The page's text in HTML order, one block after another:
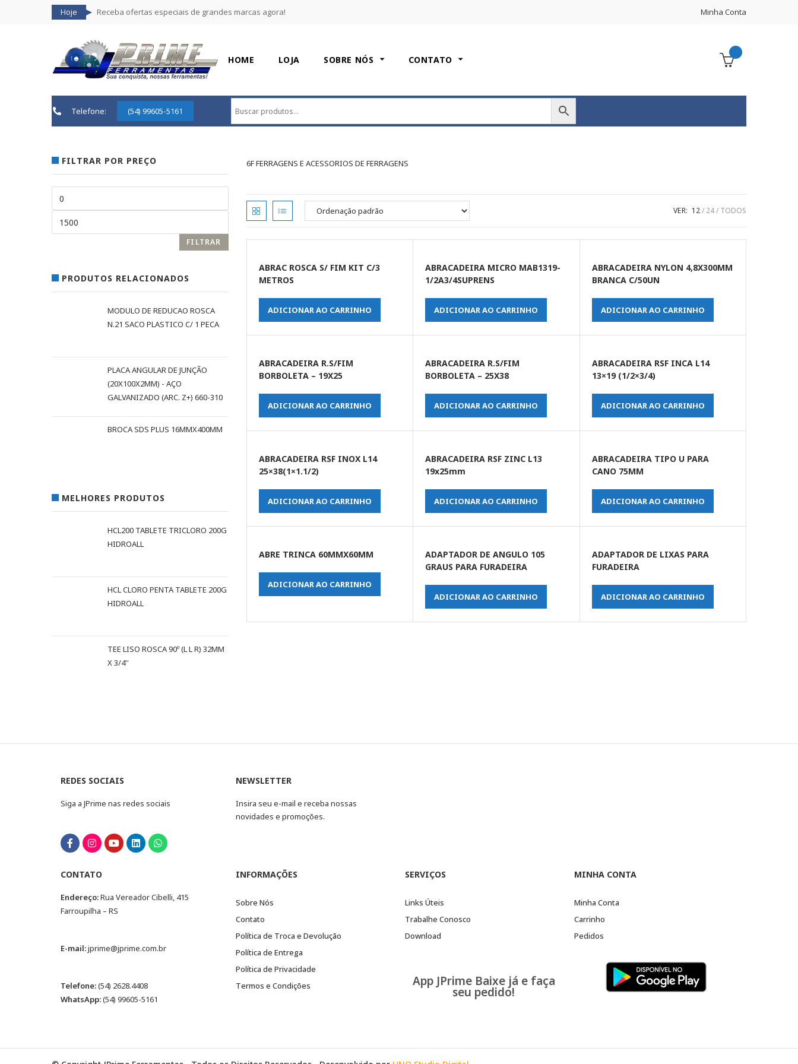
Minha Conta
Hoje Receba ofertas especiais de grandes marcas agora!
HOME LOJA SOBRE NÓS CONTATO
Telefone: (54) 99605-5161
6F FERRAGENS E ACESSORIOS DE FERRAGENS
VER: 12 24 TODOS
ABRAC ROSCA S/ FIM KIT C/3
METROS
ADICIONAR AO CARRINHO
ABRACADEIRA MICRO MAB1319-
1/2A3/4SUPRENS
ADICIONAR AO CARRINHO
ABRACADEIRA NYLON 4,8X300MM
BRANCA C/50UN
ADICIONAR AO CARRINHO
ABRACADEIRA R.S/FIM
BORBOLETA – 19X25
ADICIONAR AO CARRINHO
ABRACADEIRA R.S/FIM
BORBOLETA – 25X38
ADICIONAR AO CARRINHO
ABRACADEIRA RSF INCA L14
13×19 (1/2×3/4)
ADICIONAR AO CARRINHO
ABRACADEIRA RSF INOX L14
25×38(1×1.1/2)
ADICIONAR AO CARRINHO
ABRACADEIRA RSF ZINC L13
19x25mm
ADICIONAR AO CARRINHO
ABRACADEIRA TIPO U PARA
CANO 75MM
ADICIONAR AO CARRINHO
ABRE TRINCA 60MMX60MM
ADICIONAR AO CARRINHO
ADAPTADOR DE ANGULO 105
GRAUS PARA FURADEIRA
ADICIONAR AO CARRINHO
ADAPTADOR DE LIXAS PARA
FURADEIRA
ADICIONAR AO CARRINHO
FILTRAR POR PREÇO
FILTRAR
PRODUTOS RELACIONADOS
MODULO DE REDUCAO ROSCA
N.21 SACO PLASTICO C/ 1 PECA
PLACA ANGULAR DE JUNÇÃO
(20X100X2MM) - AÇO
GALVANIZADO (ARC. Z+) 660-310
BROCA SDS PLUS 16MMX400MM
MELHORES PRODUTOS
HCL200 TABLETE TRICLORO 200G
HIDROALL
HCL CLORO PENTA TABLETE 200G
HIDROALL
TEE LISO ROSCA 90º (L L R) 32MM
X 3/4''
REDES SOCIAIS
Siga a JPrime nas redes sociais
NEWSLETTER
Insira seu e-mail e receba nossas
novidades e promoções.
CONTATO
Endereço:Rua Vereador Cibelli, 415
Farroupilha – RS
E-mail:jprime@jprime.com.br
Telefone:(54) 2628.4408
WhatsApp:(54) 99605-5161
INFORMAÇÕES
Sobre Nós
Contato
Política de Troca e Devolução
Política de Entrega
Política de Privacidade
Termos e Condições
SERVIÇOS
Links Úteis
Trabalhe Conosco
Download
App JPrime Baixe já e faça
seu pedido!
MINHA CONTA
Minha Conta
Carrinho
Pedidos